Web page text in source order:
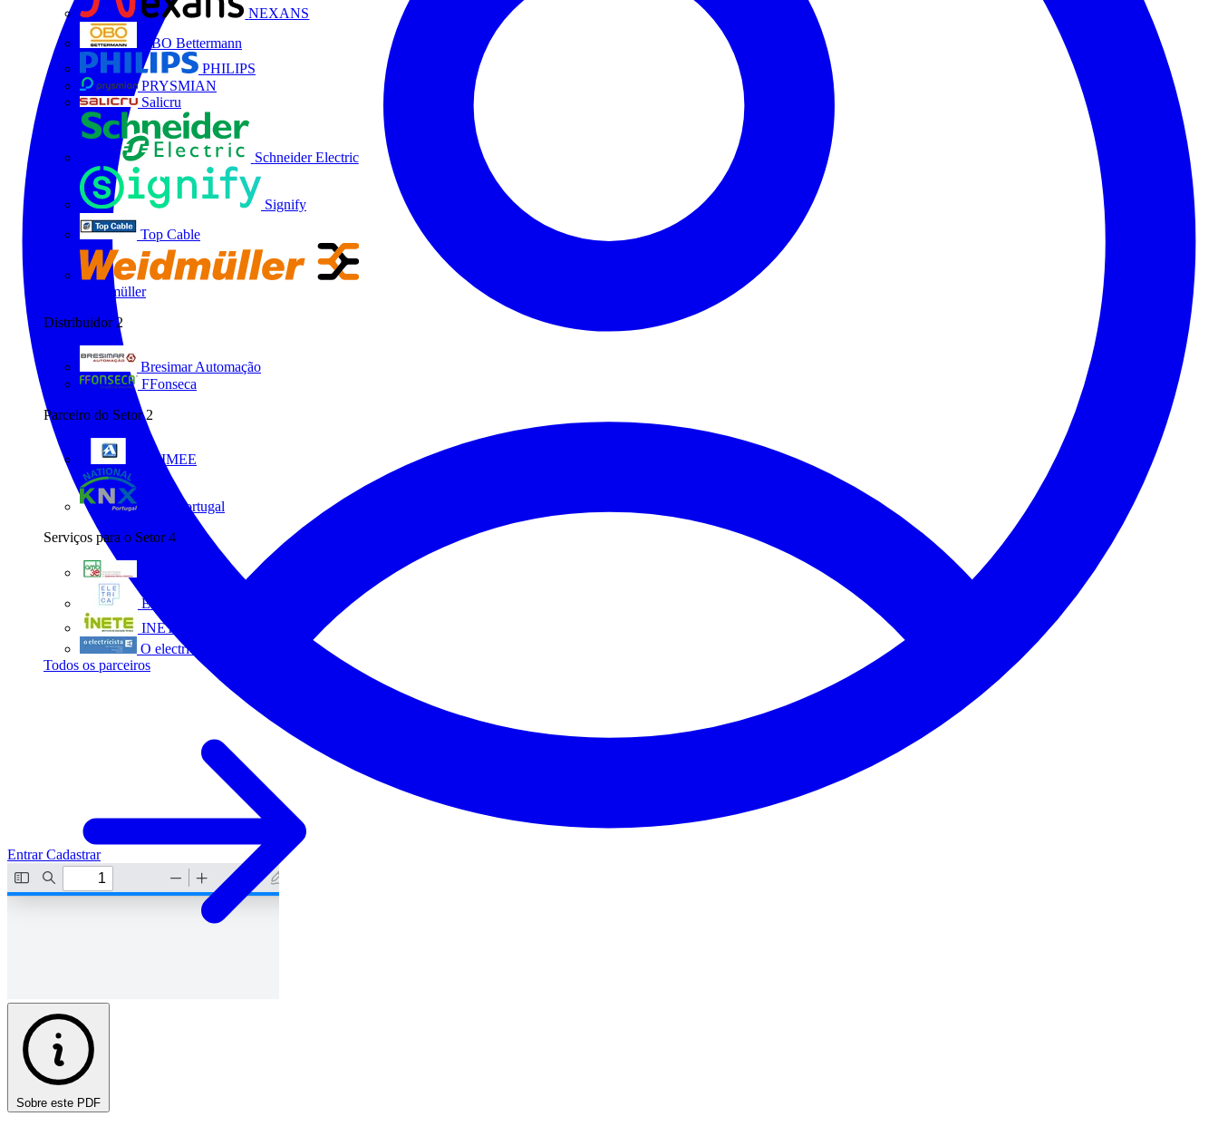
NEXANS
OBO Bettermann
PHILIPS
PRYSMIAN
Salicru
Schneider Electric
Signify
Top Cable
Weidmüller
Distribuidor 2
Bresimar Automação
FFonseca
Parceiro do Setor 2
ANIMEE
KNX Portugal
Serviços para o Setor 4
Eletrica
INETE
O electricista
Todos os parceiros
EntrarCadastrar
Sobre este PDF